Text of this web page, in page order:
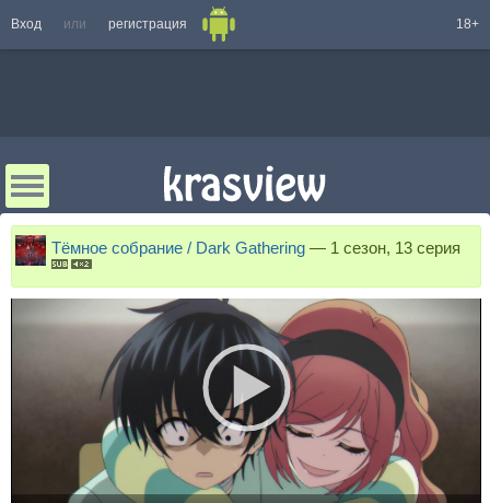
Вход или регистрация 18+
Тёмное собрание / Dark Gathering — 1 сезон, 13 серия